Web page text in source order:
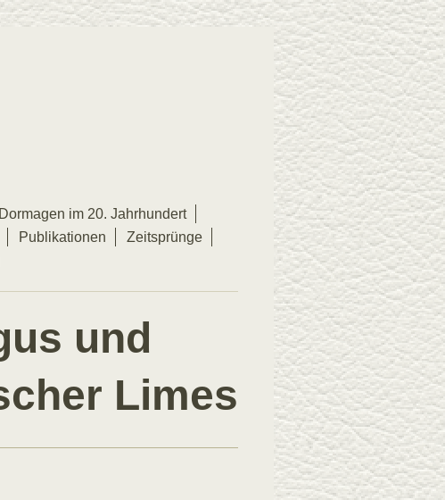
Dormagen im 20. Jahrhundert
Publikationen
Zeitsprünge
und
Limes